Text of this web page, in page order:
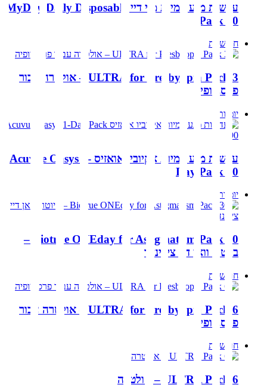
עדשות מגע יומיות מיי דיי MyDay Daily Disposable
Pack 90
חודשיות
ULTRA for Presbyopia Pack 3 – אולטרה עבור
פרסביופיה
יומיות
עדשות מגע יומיות אקיוביו אואזיס Acuvue Oasys 1-
Day Pack 90
יומיות
Biotrue ONEday for Astigmatism Pack 30 –
ביוטרו וואן דיי צילינדר
חודשיות
ULTRA for Presbyopia Pack 6 – אולטרה עבור
פרסביופיה
חודשיות
ULTRA Pack 6 – אולטרה